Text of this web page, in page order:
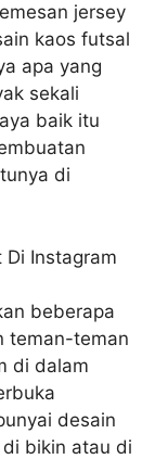
jersey
kaos futsal
apa yang
sekali
baik itu
di
Di Instagram
beberapa
teman-teman
di dalam
desain
bikin atau di